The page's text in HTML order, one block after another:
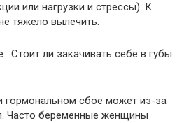
или нагрузки и стрессы). К
тяжело вылечить.
Стоит ли закачивать себе в губы
гормональном сбое может из-за
Часто беременные женщины